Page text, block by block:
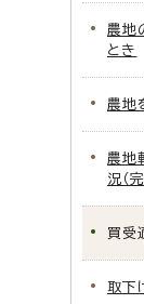
農地
とき
農地
農地
況（
買受
取下